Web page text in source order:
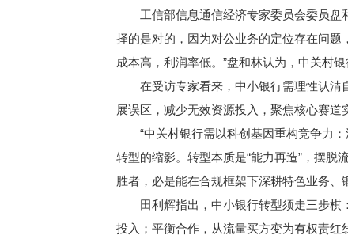
工信部信息通信经济专家委员会委员盘和
择的是对的，因为对公业务的定位存在问题
成本高，利润率低。”盘和林认为，中关村
在受访专家看来，中小银行需理性认清
展误区，减少无效资源投入，聚焦核心赛道
“中关村银行需以科创基因重构竞争力：
转型的缩影。转型本质是“能力再造”，摆脱
胜者，必是能在合规框架下深耕特色业务、
田利辉指出，中小银行转型须走三步棋
投入；平衡合作，从流量买方变为有权责红